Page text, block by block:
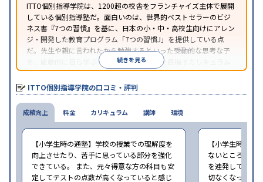
ITTO個別指導学院は、1200超の校舎をフランチャイズ主体で展開
している個別指導塾だ。面白いのは、世界的ベストセラーのビジ
ネス書『7つの習慣』を基に、日本の小・中・高校生向けにアレン
ジ・開発した教育プログラム「7つの習慣J」を提供している点
だ。先生や親に言われたから勉強するといった受動的な思考な子
を、能動的に自ら学ぶ子に育てていくことを目指すカリキュラム
である。個別指導の授業とは別に、集団授業形式の特別講座とし
て別料金で提供されるので、単なる成績アップ以上の、子どもの
心の成長を求める家庭にオススメだ。
続きを見る
ITTO個別指導学院の口コミ・評判
成績向上
【小学生時の通塾】学校の授業での理解度を
向上させたり、苦手に思っている部分を強化
できている。 また、元々得意な方の科目も安
定してテストの点数が高くなっていると感じ
【小学生時の通
ないところがあ
を連発していた
切なくなった。
料金 カリキュラム 講師 環境